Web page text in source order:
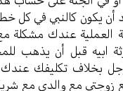
أن يكون كالنبي في كل
العملية عندك
قبل أن يذهب
بخلاف تكليفك
زوجتي مع والدي مع